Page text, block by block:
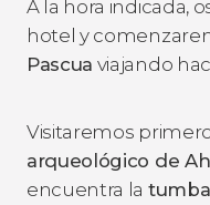
A la hora indicada,
hotel y
Pascua viajando
Visitaremos
arqueológico de
encuentra la